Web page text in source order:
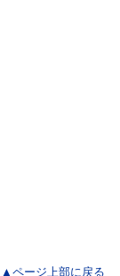
▲ページ上部に戻る